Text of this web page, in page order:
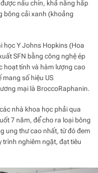
nấu chín, khả năng hấp
bông cải xanh (khoảng
học Y Johns Hopkins (Hoa
SFN bằng công nghệ ép
hoạt tính và hàm lượng cao
số hiệu US
mại là BroccoRaphanin.
nhà khoa học phải qua
7 năm, để cho ra loại bông
ung thư cao nhất, từ đó đem
nghiêm ngặt, đạt tiêu